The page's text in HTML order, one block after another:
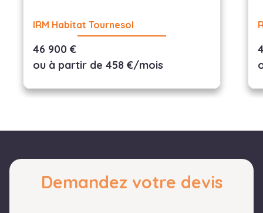
IRM Habitat Tournesol
46 900 €
ou à partir de 458 €/mois
Demandez votre devis